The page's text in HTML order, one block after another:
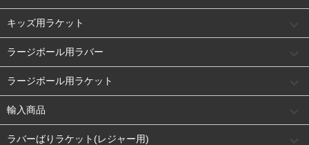
キッズ用ラケット
ラージボール用ラバー
ラージボール用ラケット
輸入商品
ラバーばりラケット(レジャー用)